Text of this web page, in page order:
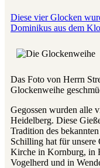
Diese vier Glocken
Dominikus aus dem
Das Foto von Herrn
Glockenweihe
Gegossen wurden alle
Heidelberg. Diese
Tradition des
Schilling hat für unsere
Kirche in Kornburg, in
Vogelherd und in